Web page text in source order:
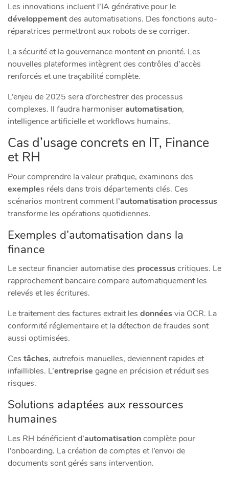
Les innovations incluent l’IA générative pour le
développementdes automatisations. Des fonctions auto-
réparatrices permettront aux robots de se corriger.
La sécurité et la gouvernance montent en priorité. Les
nouvelles plateformes intègrent des contrôles d’accès
renforcés et une traçabilité complète.
L’enjeu de 2025 sera d’orchestrer des processus
complexes. Il faudra harmoniserautomatisation,
intelligence artificielle et workflows humains.
Cas d’usage concrets en IT, Finance
et RH
Pour comprendre la valeur pratique, examinons des
exemples réels dans trois départements clés. Ces
scénarios montrent comment l’automatisation processus
transforme les opérations quotidiennes.
Exemples d’automatisation dans la
finance
Le secteur financier automatise des processuscritiques. Le
rapprochement bancaire compare automatiquement les
relevés et les écritures.
Le traitement des factures extrait les donnéesvia OCR. La
conformité réglementaire et la détection de fraudes sont
aussi optimisées.
Ces tâches, autrefois manuelles, deviennent rapides et
infaillibles. L’entreprise gagne en précision et réduit ses
risques.
Solutions adaptées aux ressources
humaines
Les RH bénéficient d’automatisationcomplète pour
l’onboarding. La création de comptes et l’envoi de
documents sont gérés sans intervention.